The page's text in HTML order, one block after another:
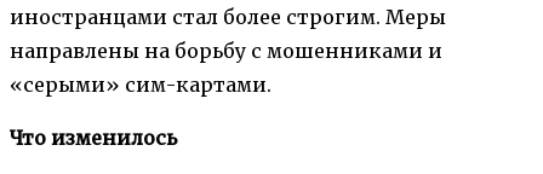
иностранцами стал более строгим. Меры
направлены на борьбу с мошенниками и
«серыми» сим-картами.
Что изменилось